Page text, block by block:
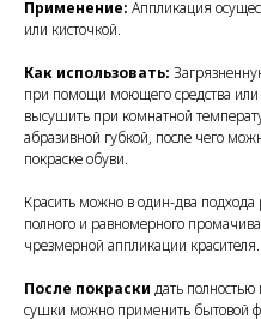
Применение: Аппликация
или кисточкой.
Как использовать:
при помощи моющего средства
высушить при комнатной
абразивной губкой, после чего
покраске обуви.
Красить можно в один-два подхода
полного и равномерного
чрезмерной аппликации красителя.
После покраски дать
сушки можно применить бытовой